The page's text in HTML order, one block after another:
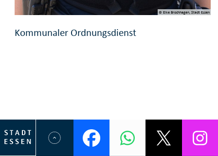
© Elke Brochhagen, Stadt Essen
Kommunaler Ordnungsdienst